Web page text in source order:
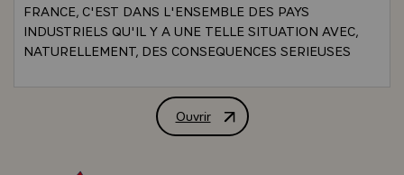
FRANCE, C'EST DANS L'ENSEMBLE DES PAYS
INDUSTRIELS QU'IL Y A UNE TELLE SITUATION AVEC,
NATURELLEMENT, DES CONSEQUENCES SERIEUSES
D'AUTRE_PART, POUR LA RENTREE, ON APERCOIT
CERTAINS SIGNES DE REPRISE DANS CERTAINS
PAS SUFFISANTS POUR CHANGER LA _NATURE DE
Ouvrir
INTERVIEW TELEVISEE DE M.